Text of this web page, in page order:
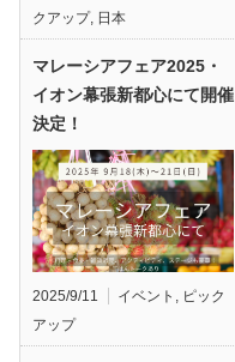
クアップ, 日本
マレーシアフェア2025・
イオン幕張新都心にて開催
決定！
2025/9/11 イベント , ピック
アップ